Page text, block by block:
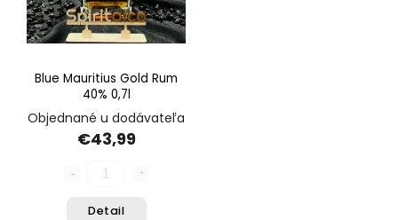
Blue Mauritius Gold Rum
40% 0,7l
Objednané u dodávateľa
€43,99
Detail